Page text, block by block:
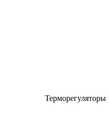
Терморегуляторы